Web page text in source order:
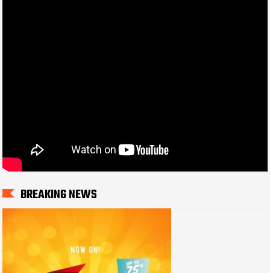
BREAKING NEWS